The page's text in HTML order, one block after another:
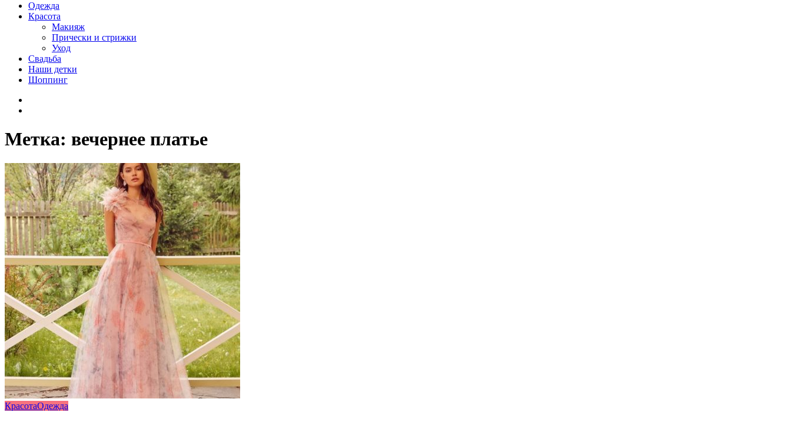
Одежда
Красота
Макияж
Прически и стрижки
Уход
Свадьба
Наши детки
Шоппинг
Метка: вечернее платье
КрасотаОдежда